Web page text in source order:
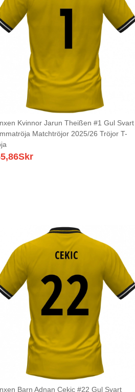
Kvinnor Jarun Theißen #1 Gul Svart
Matchtröjor 2025/26 Tröjor T-
Skr
Barn Adnan Cekic #22 Gul Svart